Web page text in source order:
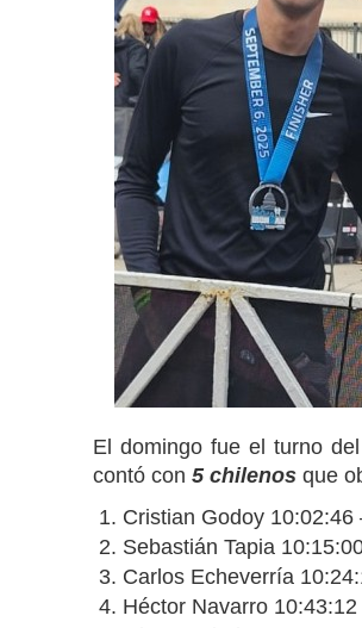
El domingo fue el turno
contó con 5 chilenos que
Cristian Godoy 10:02:46
Sebastián Tapia
Carlos Echeverría
Héctor Navarro